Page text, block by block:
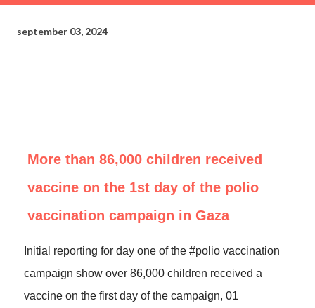
september 03, 2024
More than 86,000 children received
vaccine on the 1st day of the polio
vaccination campaign in Gaza
Initial reporting for day one of the #polio vaccination
campaign show over 86,000 children received a
vaccine on the first day of the campaign, 01